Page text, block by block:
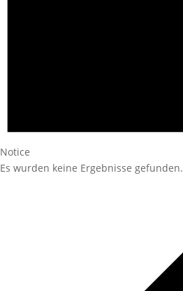
Notice
Es wurden keine Ergebnisse gefunden.